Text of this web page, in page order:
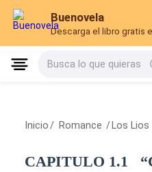
Buenovela
Descarga el libro gratis
Busca lo que quieras
Inicio / Romance / Los
CAPITULO 1.1